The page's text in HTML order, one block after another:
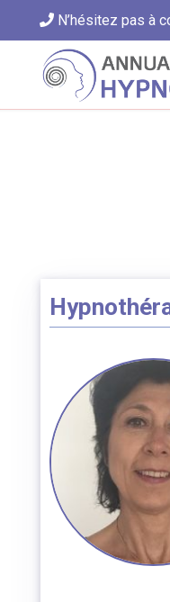
N’hésitez pas à